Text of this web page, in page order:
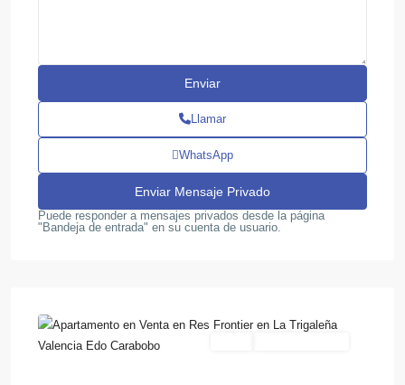
Llamar
WhatsApp
Puede responder a mensajes privados desde la página
"Bandeja de entrada" en su cuenta de usuario.